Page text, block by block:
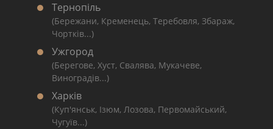
Тернопіль
(Бережани, Кременець, Теребовля, Збараж,
Чортків...)
Ужгород
(Берегове, Хуст, Свалява, Мукачеве,
Виноградів...)
Харків
(Куп'янськ, Ізюм, Лозова, Первомайський,
Чугуїв...)